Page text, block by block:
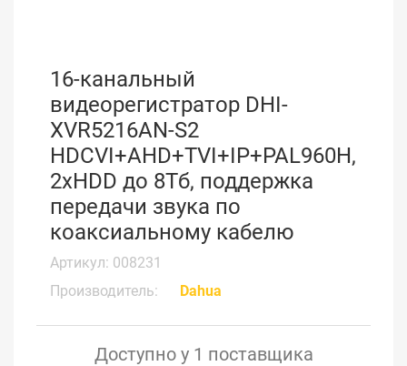
16-канальный
видеорегистратор DHI-
XVR5216AN-S2
HDCVI+AHD+TVI+IP+PAL960H,
2xHDD до 8Тб, поддержка
передачи звука по
коаксиальному кабелю
Артикул: 008231
Производитель:
Dahua
Доступно у 1 поставщика